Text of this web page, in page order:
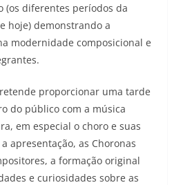
(os diferentes períodos da
hoje) demonstrando a
modernidade composicional e
proporcionar uma tarde
do público com a música
em especial o choro e suas
apresentação, as Choronas
a formação original
e curiosidades sobre as